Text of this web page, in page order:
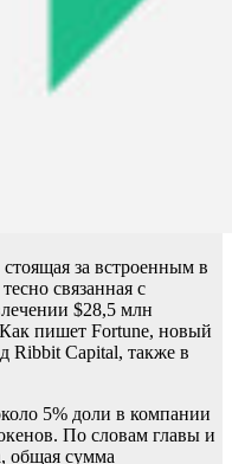
за встроенным в
связанная с
$28,5 млн
пишет Fortune, новый
Ribbit Capital, также в
5% доли в компании
По словам главы и
общая сумма